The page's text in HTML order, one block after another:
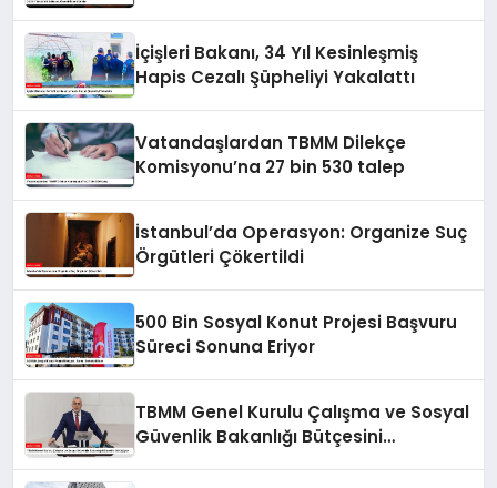
İçişleri Bakanı, 34 Yıl Kesinleşmiş
Hapis Cezalı Şüpheliyi Yakalattı
Vatandaşlardan TBMM Dilekçe
Komisyonu’na 27 bin 530 talep
İstanbul’da Operasyon: Organize Suç
Örgütleri Çökertildi
500 Bin Sosyal Konut Projesi Başvuru
Süreci Sonuna Eriyor
TBMM Genel Kurulu Çalışma ve Sosyal
Güvenlik Bakanlığı Bütçesini